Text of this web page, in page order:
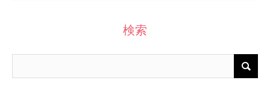
検索